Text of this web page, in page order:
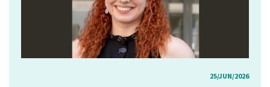
25/JUN/2026